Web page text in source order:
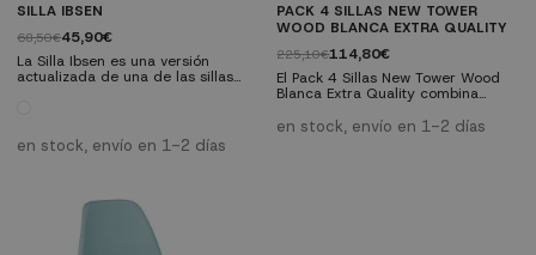
SILLA IBSEN
68,50€45,90€
La Silla Ibsen es una versión
actualizada de una de las sillas
modelos icónicos de la historia del
diseño y la decoración.
en stock, envío en 1-2 días
PACK 4 SILLAS NEW TOWER
WOOD BLANCA EXTRA QUALITY
225,10€114,80€
El Pack 4 Sillas New Tower Wood
Blanca Extra Quality combina
diseño escandinavo moderno. Con
asientos ergonómicos de
en stock, envío en 1-2 días